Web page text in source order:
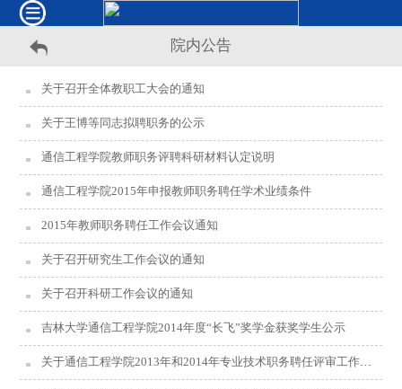
院内公告
关于召开全体教职工大会的通知
关于王博等同志拟聘职务的公示
通信工程学院教师职务评聘科研材料认定说明
通信工程学院2015年申报教师职务聘任学术业绩条件
2015年教师职务聘任工作会议通知
关于召开研究生工作会议的通知
关于召开科研工作会议的通知
吉林大学通信工程学院2014年度“长飞”奖学金获奖学生公示
关于通信工程学院2013年和2014年专业技术职务聘任评审工作的通知